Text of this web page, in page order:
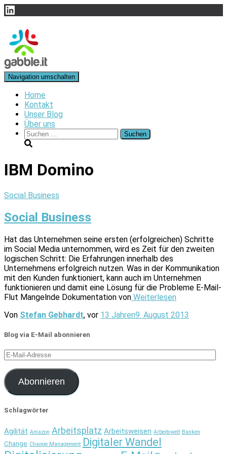
LinkedIn
Navigation umschalten
Home
Kontakt
Unser Blog
Über uns
Suchen
nach:
IBM Domino
Social Business
Social Business
Hat das Unternehmen seine ersten (erfolgreichen) Schritte
im Social Media unternommen, wird es Zeit für den zweiten
logischen Schritt: Die Erfahrungen innerhalb des
Unternehmens erfolgreich nutzen. Was in der Kommunikation
mit den Kunden funktioniert, kann auch im Unternehmen
funktionieren und damit eine Lösung für die Probleme E-Mail-
Flut Mangelnde Dokumentation von Weiterlesen
Von Stefan Gebhardt, vor 13 Jahren9. August 2013
Blog via E-Mail abonnieren
E-
Mail-
Adresse
Abonnieren
Schlagwörter
Agilität Amazon Arbeitsplatz Arbeitsweisen Arbeitswelt Banken
Change Change Management Digitaler Wandel